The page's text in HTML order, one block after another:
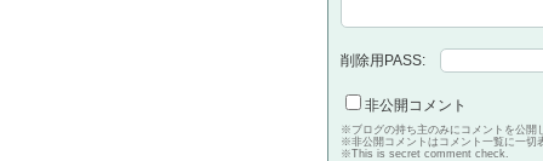
削除用PASS:
非公開コメント
※ブログの持ち主のみにコメントを公開
※非公開コメントはコメント一覧に一切
※This is secret comment check.